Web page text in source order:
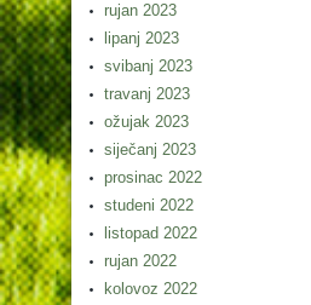
rujan 2023
lipanj 2023
svibanj 2023
travanj 2023
ožujak 2023
siječanj 2023
prosinac 2022
studeni 2022
listopad 2022
rujan 2022
kolovoz 2022